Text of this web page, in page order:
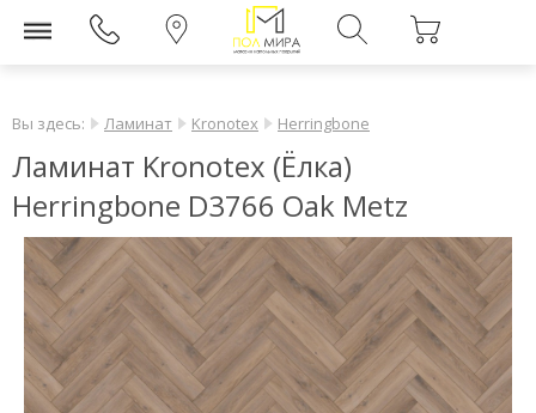
Вы здесь: Ламинат Kronotex Herringbone
Ламинат Kronotex (Ёлка)
Herringbone D3766 Oak Metz